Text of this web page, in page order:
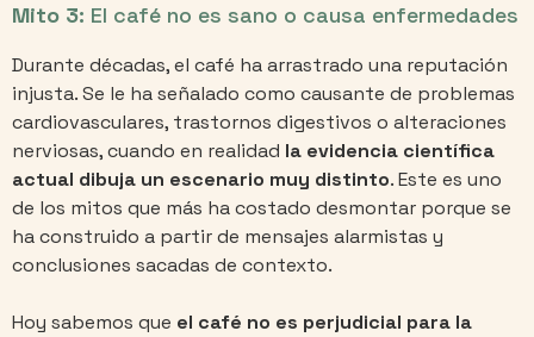
Mito 3: El café no es sano o causa enfermedades
Durante décadas, el café ha arrastrado una reputación
injusta. Se le ha señalado como causante de problemas
cardiovasculares, trastornos digestivos o alteraciones
nerviosas, cuando en realidad la evidencia científica
actual dibuja un escenario muy distinto. Este es uno
de los mitos que más ha costado desmontar porque se
ha construido a partir de mensajes alarmistas y
conclusiones sacadas de contexto.
Hoy sabemos que el café no es perjudicial para la